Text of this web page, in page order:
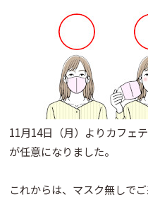
11月14日（月）よりカフェ
が任意になりました。
これからは、マスク無しでご